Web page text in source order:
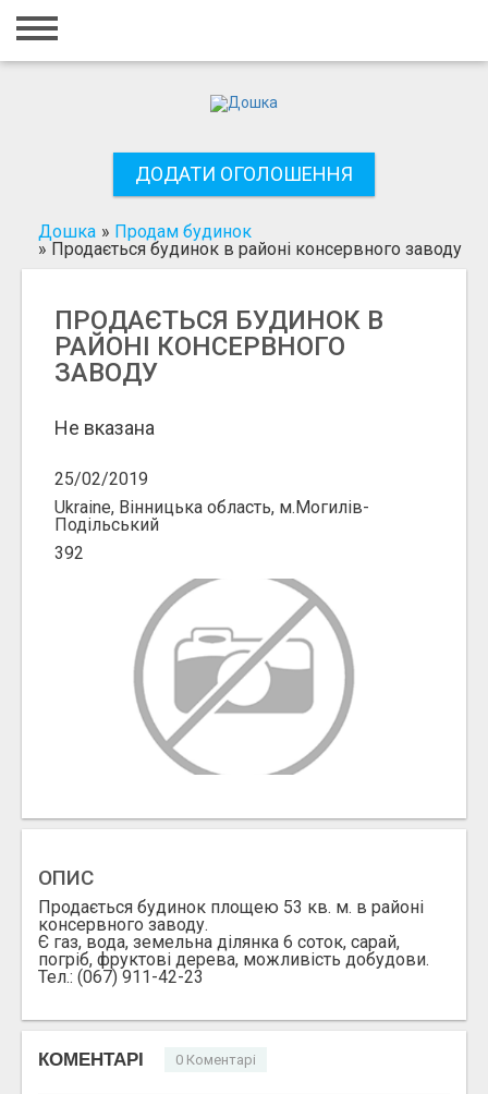
Головна
Додати оголошення
Пошук
ДОДАТИ ОГОЛОШЕННЯ
Дошка » Продам будинок
» Продається будинок в районі консервного заводу
ПРОДАЄТЬСЯ БУДИНОК В
РАЙОНІ КОНСЕРВНОГО
ЗАВОДУ
Не вказана
25/02/2019
Ukraine, Вінницька область, м.Могилів-
Подільський
392
ОПИС
Продається будинок площею 53 кв. м. в районі
консервного заводу.
Є газ, вода, земельна ділянка 6 соток, сарай,
погріб, фруктові дерева, можливість добудови.
Тел.: (067) 911-42-23
КОМЕНТАРІ 0 Коментарі